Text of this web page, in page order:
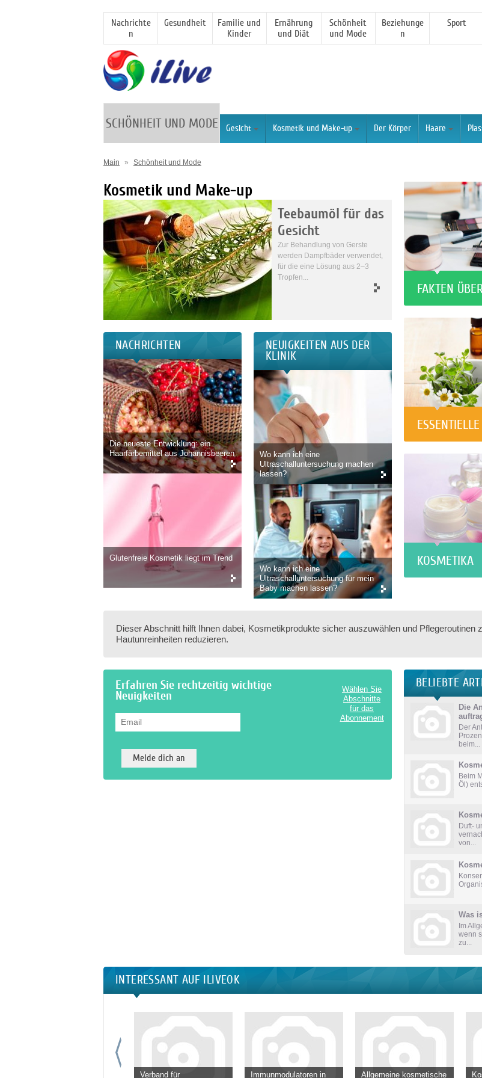
Nachrichte
n
Gesundheit
Familie und
Kinder
Ernährung
und Diät
Schönheit
und Mode
Beziehunge
n
Sport
SCHÖNHEIT UND MODE Gesicht Kosmetik und Make-up Der Körper Haare
Main » Schönheit und Mode
Kosmetik und Make-up
Teebaumöl für das
Gesicht
Zur Behandlung von Gerste
werden Dampfbäder verwendet,
für die eine Lösung aus 2–3
Tropfen...
NACHRICHTEN
Die neueste Entwicklung: ein
Haarfärbemittel aus Johannisbeeren
Glutenfreie Kosmetik liegt im Trend
NEUIGKEITEN AUS DER
KLINIK
Wo kann ich eine
Ultraschalluntersuchung machen
lassen?
Wo kann ich eine
Ultraschalluntersuchung für mein
Baby machen lassen?
FAKTEN
KOSMETIKA
Dieser Abschnitt hilft Ihnen dabei, Kosmetikprodukte sicher auszuwählen und Pflegeroutinen
Hautunreinheiten reduzieren.
Wählen Sie
Abschnitte
für das
Abonnement
Erfahren Sie rechtzeitig wichtige
Neuigkeiten
Email*
BELIEBTE
Die
Der
beim...
Beim
Öl)
Duft-
von...
Was
Im
wenn
zu...
INTERESSANT AUF ILIVEOK
Verband für Immunmodulatoren in Allgemeine kosmetische